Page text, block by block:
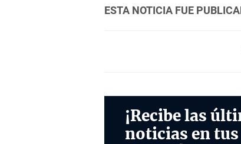
ESTA NOTICIA FUE
¡Recibe las
noticias en